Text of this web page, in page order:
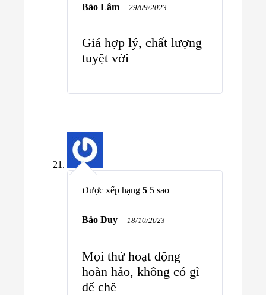
Bảo Lâm – 29/09/2023
Giá hợp lý, chất lượng
tuyệt vời
Được xếp hạng 5 5 sao
Bảo Duy – 18/10/2023
Mọi thứ hoạt động
hoàn hảo, không có gì
để chê